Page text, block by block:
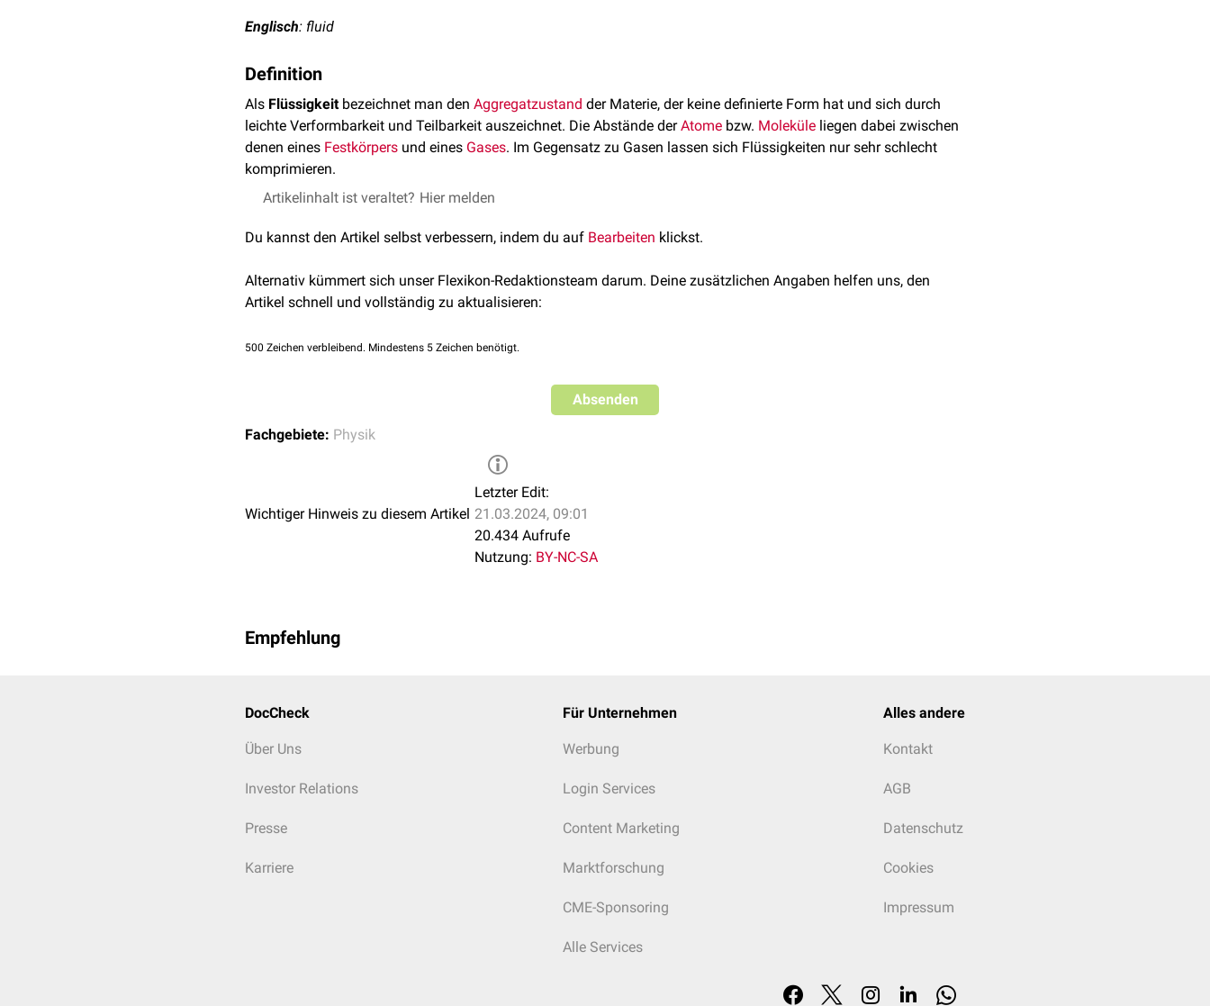
Englisch: fluid
Definition
Als Flüssigkeitbezeichnet man den Aggregatzustand der Materie, der keine definierte Form hat und sich durch
leichte Verformbarkeit und Teilbarkeit auszeichnet. Die Abstände derAtome bzw. Moleküle liegen dabei zwischen
denen eines Festkörpers und eines Gases. Im Gegensatz zu Gasen lassen sich Flüssigkeiten nur sehr schlecht
komprimieren.
Artikelinhalt ist veraltet? Hier melden
Du kannst den Artikel selbst verbessern, indem du auf Bearbeiten klickst.
Alternativ kümmert sich unser Flexikon-Redaktionsteam darum. Deine zusätzlichen Angaben helfen uns, den
Artikel schnell und vollständig zu aktualisieren:
500 Zeichen verbleibend. Mindestens 5 Zeichen benötigt.
Absenden
Fachgebiete: Physik
Wichtiger Hinweis zu diesem Artikel
Letzter Edit:
21.03.2024, 09:01
20.434 Aufrufe
Nutzung: BY-NC-SA
Empfehlung
DocCheck
Über Uns
Investor Relations
Presse
Karriere
Für Unternehmen
Werbung
Login Services
Content Marketing
Marktforschung
CME-Sponsoring
Alle Services
Alles andere
Kontakt
AGB
Datenschutz
Cookies
Impressum